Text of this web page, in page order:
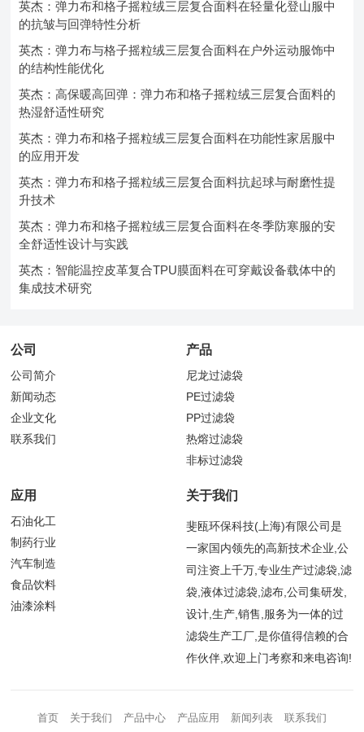
英杰：弹力布和格子摇粒绒三层复合面料在轻量化登山服中
的抗皱与回弹特性分析
英杰：弹力布与格子摇粒绒三层复合面料在户外运动服饰中
的结构性能优化
英杰：高保暖高回弹：弹力布和格子摇粒绒三层复合面料的
热湿舒适性研究
英杰：弹力布和格子摇粒绒三层复合面料在功能性家居服中
的应用开发
英杰：弹力布和格子摇粒绒三层复合面料抗起球与耐磨性提
升技术
英杰：弹力布和格子摇粒绒三层复合面料在冬季防寒服的安
全舒适性设计与实践
英杰：智能温控皮革复合TPU膜面料在可穿戴设备载体中的
集成技术研究
公司
公司简介
新闻动态
企业文化
联系我们
产品
尼龙过滤袋
PE过滤袋
PP过滤袋
热熔过滤袋
非标过滤袋
应用
石油化工
制药行业
汽车制造
食品饮料
油漆涂料
关于我们
斐瓯环保科技(上海)有限公司是
一家国内领先的高新技术企业,公
司注资上千万,专业生产过滤袋,滤
袋,液体过滤袋,滤布,公司集研发,
设计,生产,销售,服务为一体的过
滤袋生产工厂,是你值得信赖的合
作伙伴,欢迎上门考察和来电咨询!
首页 关于我们 产品中心 产品应用 新闻列表 联系我们